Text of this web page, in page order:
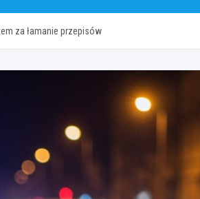
za łamanie przepisów